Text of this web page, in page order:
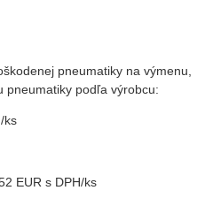
pneumatiky na výmenu,
pneumatiky podľa výrobcu:
ks
EUR s DPH/ks